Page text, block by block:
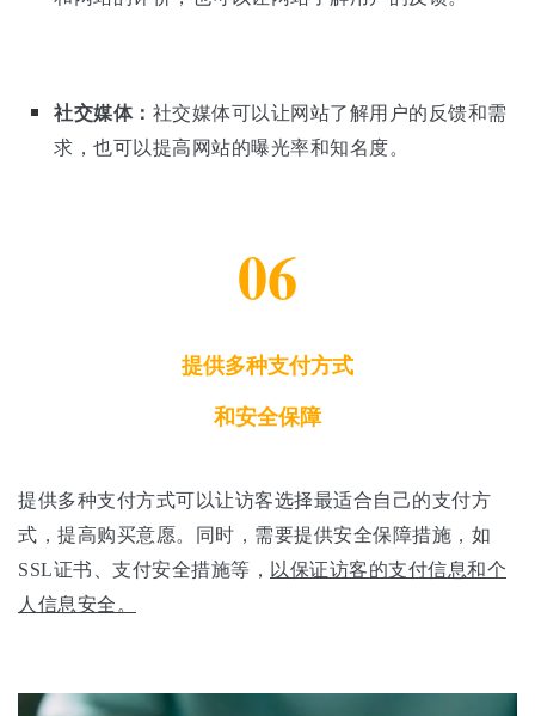
社交媒体： 社交媒体可以让网站了解用户的反馈和需
求，也可以提高网站的曝光率和知名度。
06
提供多种支付方式
和安全保障
提供多种支付方式可以让访客选择最适合自己的支付方
式，提高购买意愿。同时，需要提供安全保障措施，如
SSL证书、支付安全措施等， 以保证访客的支付信息和个
人信息安全。